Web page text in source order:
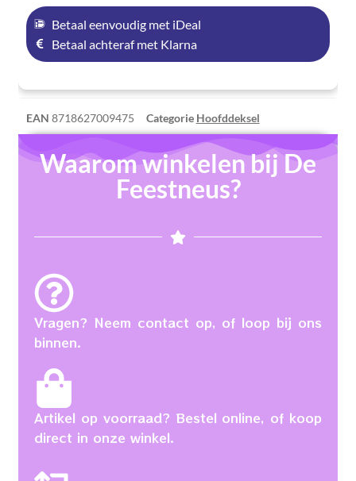
Betaal eenvoudig met iDeal
Betaal achteraf met Klarna
EAN 8718627009475 Categorie Hoofddeksel
Waarom winkelen bij De
Feestneus?
Vragen? Neem contact op, of loop bij ons
binnen.
Artikel op voorraad? Bestel online, of koop
direct in onze winkel.